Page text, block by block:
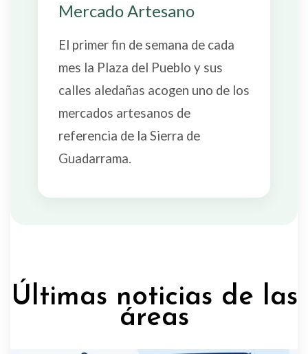
Mercado Artesano
El primer fin de semana de cada
mes la Plaza del Pueblo y sus
calles aledañas acogen uno de los
mercados artesanos de
referencia de la Sierra de
Guadarrama.
Últimas noticias de las
áreas